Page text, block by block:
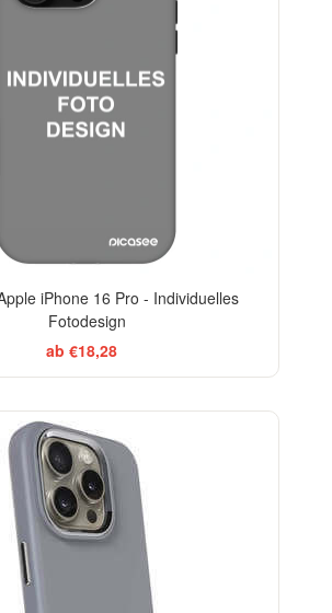
iPhone 16 Pro - Individuelles
Fotodesign
ab €18,28